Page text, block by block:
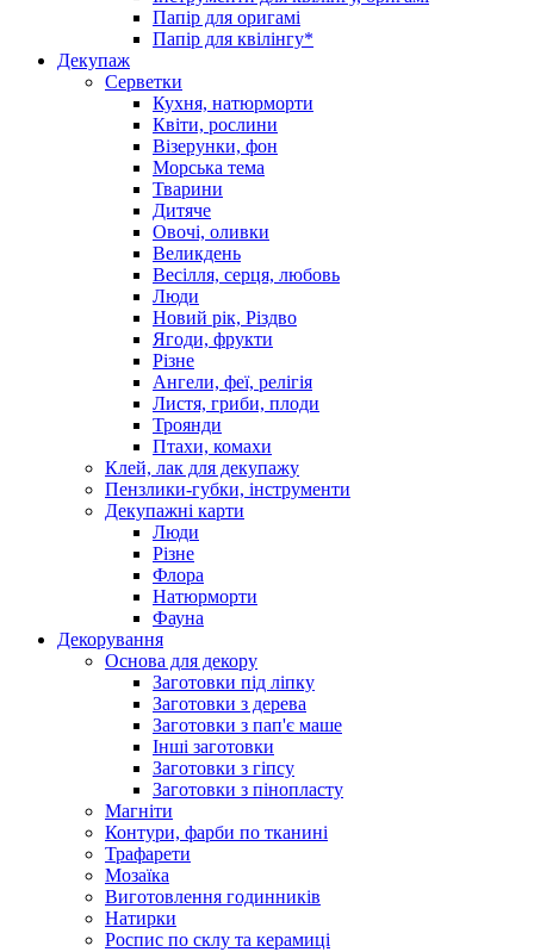
Папір для оригамі
Папір для квілінгу*
Декупаж
Серветки
Кухня, натюрморти
Квіти, рослини
Візерунки, фон
Морська тема
Тварини
Дитяче
Овочі, оливки
Великдень
Весілля, серця, любовь
Люди
Новий рік, Різдво
Ягоди, фрукти
Різне
Ангели, феї, релігія
Листя, гриби, плоди
Троянди
Птахи, комахи
Клей, лак для декупажу
Пензлики-губки, інструменти
Декупажні карти
Люди
Різне
Флора
Натюрморти
Фауна
Декорування
Основа для декору
Заготовки під ліпку
Заготовки з дерева
Заготовки з пап'є маше
Інші заготовки
Заготовки з гіпсу
Заготовки з пінопласту
Магніти
Контури, фарби по тканині
Трафарети
Мозаїка
Виготовлення годинників
Натирки
Роспис по склу та керамиці